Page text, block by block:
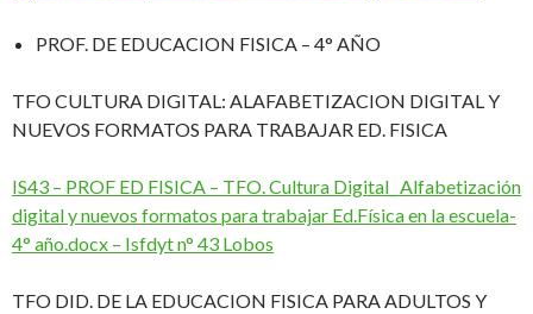
PROF. DE EDUCACION FISICA – 4° AÑO
TFO CULTURA DIGITAL: ALAFABETIZACION DIGITAL Y
NUEVOS FORMATOS PARA TRABAJAR ED. FISICA
IS43 – PROF ED FISICA – TFO. Cultura Digital_ Alfabetización
digital y nuevos formatos para trabajar Ed.Física en la escuela-
4° año.docx – Isfdyt n° 43 Lobos
TFO DID. DE LA EDUCACION FISICA PARA ADULTOS Y